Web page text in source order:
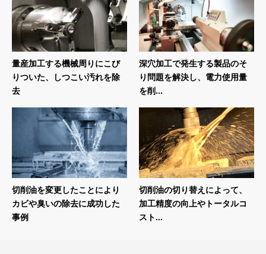
量産加工する機械周りにこび
りついた、しつこい汚れを除
去
深穴加工で発生する製品のそ
り問題を解決し、電力使用量
を削...
切削油を変更したことにより
カビや臭いの除去に成功した
事例
切削油の切り替えによって、
加工精度の向上やトータルコ
スト...